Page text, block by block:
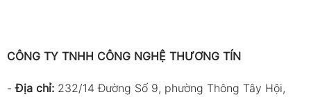
CÔNG TY TNHH CÔNG NGHỆ THƯƠNG TÍN
-Địa chỉ: 232/14 Đường Số 9, phường Thông Tây Hội,